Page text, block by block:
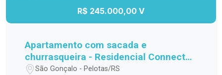
tamanho de terreno e por este valor, são cada
para mais informações e agende sua visita.
R$ 245.000,00 V
Apartamento com sacada e
churrasqueira - Residencial Connect
JkSão Gonçalo - Pelotas/RS